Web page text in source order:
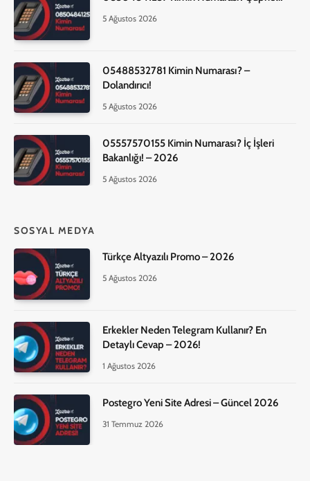
5 Ağustos 2026
05488532781 Kimin Numarası? –
Dolandırıcı!
5 Ağustos 2026
05557570155 Kimin Numarası? İç İşleri
Bakanlığı! – 2026
5 Ağustos 2026
SOSYAL MEDYA
Türkçe Altyazılı Promo – 2026
5 Ağustos 2026
Erkekler Neden Telegram Kullanır? En
Detaylı Cevap – 2026!
1 Ağustos 2026
Postegro Yeni Site Adresi – Güncel 2026
31 Temmuz 2026